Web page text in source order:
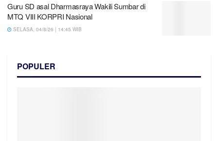
Guru SD asal Dharmasraya Wakili Sumbar di
MTQ VIII KORPRI Nasional
SELASA, 04/8/26 | 14:45 WIB
POPULER